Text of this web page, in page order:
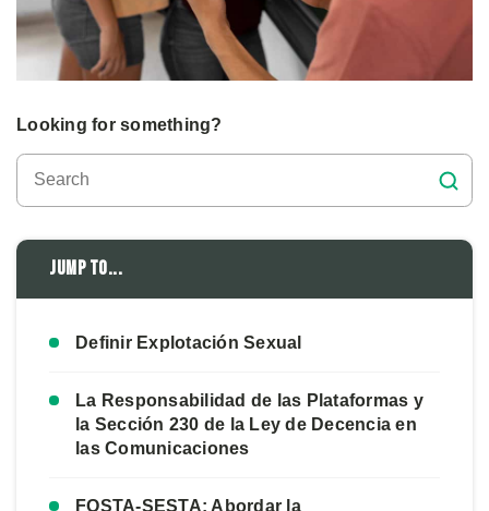
Looking for something?
Jump to...
Definir Explotación Sexual
La Responsabilidad de las Plataformas y
la Sección 230 de la Ley de Decencia en
las Comunicaciones
FOSTA-SESTA: Abordar la